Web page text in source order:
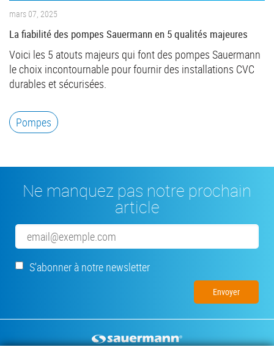
mars 07, 2025
La fiabilité des pompes Sauermann en 5 qualités majeures
Voici les 5 atouts majeurs qui font des pompes Sauermann
le choix incontournable pour fournir des installations CVC
durables et sécurisées.
Pompes
Ne manquez pas notre prochain
article
Email
S'abonner à notre newsletter